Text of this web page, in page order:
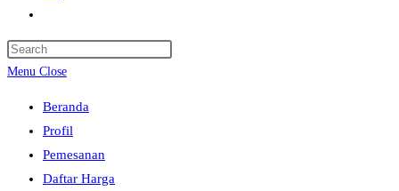
search
Menu Close
Beranda
Profil
Pemesanan
Daftar Harga